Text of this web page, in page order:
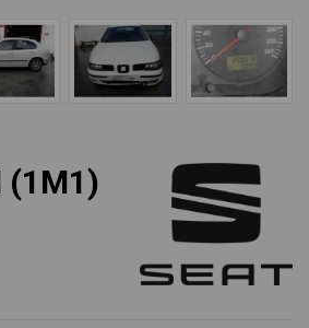
(1M1)